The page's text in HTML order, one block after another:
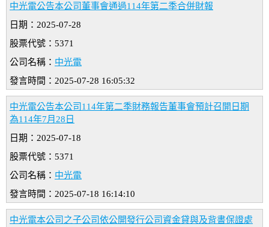
中光電公告本公司董事會通過114年第二季合併財報
日期：2025-07-28
股票代號：5371
公司名稱： 中光電
發言時間：2025-07-28 16:05:32
中光電公告本公司114年第二季財務報告董事會預計召開日期
為114年7月28日
日期：2025-07-18
股票代號：5371
公司名稱： 中光電
發言時間：2025-07-18 16:14:10
中光電本公司之子公司依公開發行公司資金貸與及背書保證處